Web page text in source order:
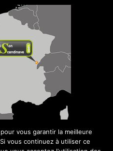
vous garantir la meilleure
vous continuez à utiliser ce